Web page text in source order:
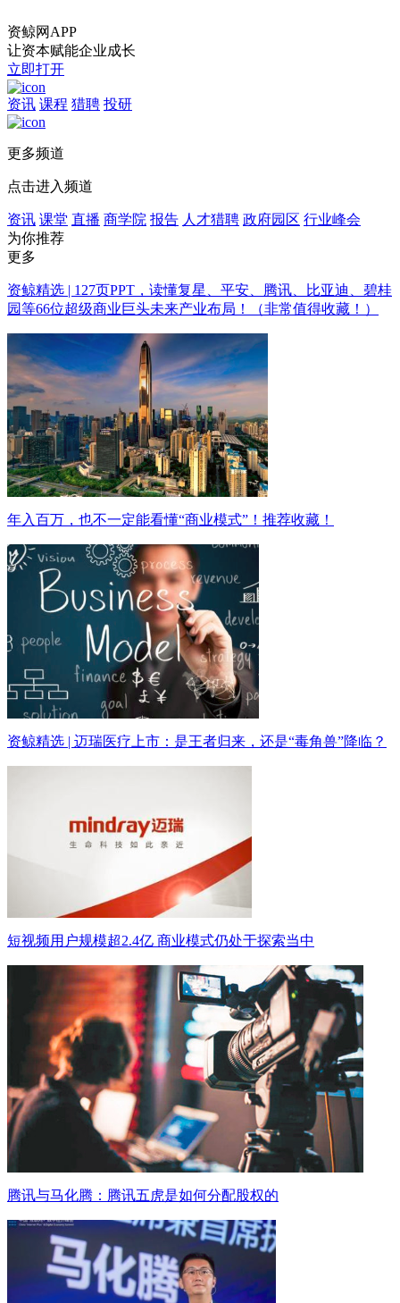
资鲸网APP
让资本赋能企业成长
立即打开
资讯 课程 猎聘 投研
更多频道
点击进入频道
资讯 课堂 直播 商学院 报告 人才猎聘 政府园区 行业峰会
为你推荐
更多
资鲸精选 | 127页PPT，读懂复星、平安、腾讯、比亚迪、碧桂
园等66位超级商业巨头未来产业布局！（非常值得收藏！）
年入百万，也不一定能看懂“商业模式”！推荐收藏！
资鲸精选 | 迈瑞医疗上市：是王者归来，还是“毒角兽”降临？
短视频用户规模超2.4亿 商业模式仍处于探索当中
腾讯与马化腾：腾讯五虎是如何分配股权的